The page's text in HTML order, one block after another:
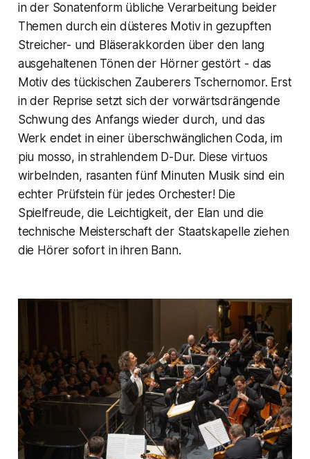
in der Sonatenform übliche Verarbeitung beider
Themen durch ein düsteres Motiv in gezupften
Streicher- und Bläserakkorden über den lang
ausgehaltenen Tönen der Hörner gestört - das
Motiv des tückischen Zauberers Tschernomor. Erst
in der Reprise setzt sich der vorwärtsdrängende
Schwung des Anfangs wieder durch, und das
Werk endet in einer überschwänglichen Coda, im
piu mosso, in strahlendem D-Dur. Diese virtuos
wirbelnden, rasanten fünf Minuten Musik sind ein
echter Prüfstein für jedes Orchester! Die
Spielfreude, die Leichtigkeit, der Elan und die
technische Meisterschaft der Staatskapelle ziehen
die Hörer sofort in ihren Bann.